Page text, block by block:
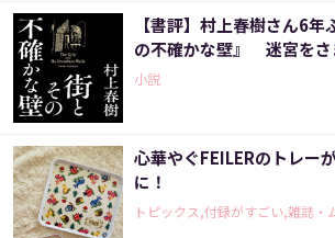
【書評】村上春樹さん6
の不確かな壁』 迷宮をさ
小説
心華やぐFEILERのトレー
に！
トピックス,付録がすごい,雑誌・